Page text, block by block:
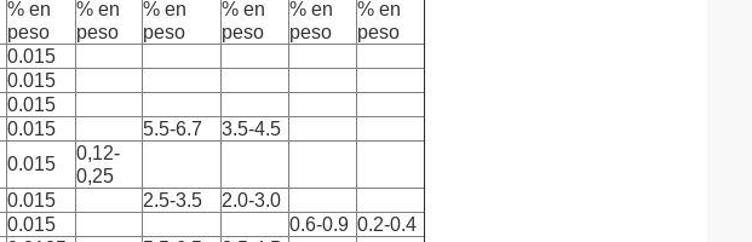
% en
peso
% en
peso
% en
peso
% en
peso
% en
peso
% en
peso
0.015
0.015
0.015
0.015 5.5-6.7
3.5-4.5
0.015
0,12-
0,25
0.015 2.5-3.5
2.0-3.0
0.015 0.6-0.9 0.2-0.4